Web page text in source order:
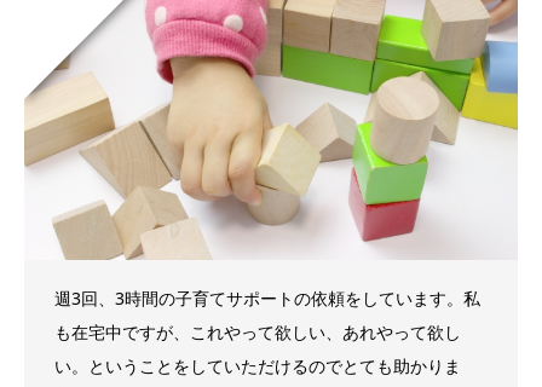
週3回、3時間の子育てサポートの依頼をしています。私
も在宅中ですが、これやって欲しい、あれやって欲し
い。ということをしていただけるのでとても助かりま